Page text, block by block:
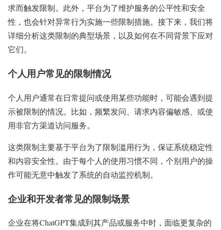
求而触发限制。此外，平台为了维护服务的公平性和安全
性，也会针对异常行为实施一些限制措施。接下来，我们将
详细分析这类限制的典型场景，以及如何在不同背景下应对
它们。
个人用户常见的限制情况
个人用户通常在日常提问或使用某些功能时，可能会遇到提
示被限制的情况。比如，频繁发问、请求内容偏敏感、或使
用非官方渠道访问服务。
这类限制主要基于平台为了限制滥用行为，保证系统稳定性
和内容安全性。由于每个人的使用习惯不同，个别用户的操
作可能无意中触发了系统的自动监控机制。
企业和开发者常见的限制场景
企业在将ChatGPT集成到其产品或服务中时，面临更复杂的